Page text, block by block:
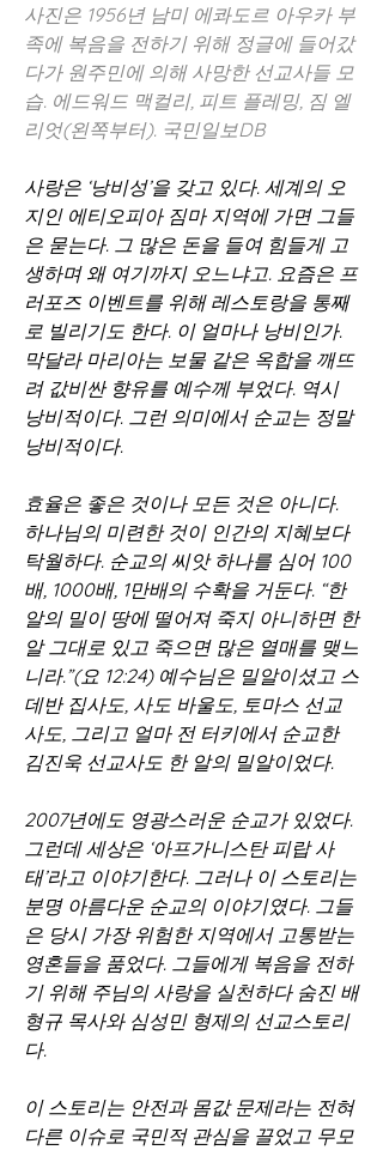
사진은 1956년 남미 에콰도르 아우카 부
족에 복음을 전하기 위해 정글에 들어갔
다가 원주민에 의해 사망한 선교사들 모
습. 에드워드 맥컬리, 피트 플레밍, 짐 엘
리엇(왼쪽부터). 국민일보DB
사랑은 ‘낭비성’을 갖고 있다. 세계의 오
지인 에티오피아 짐마 지역에 가면 그들
은 묻는다. 그 많은 돈을 들여 힘들게 고
생하며 왜 여기까지 오느냐고. 요즘은 프
러포즈 이벤트를 위해 레스토랑을 통째
로 빌리기도 한다. 이 얼마나 낭비인가.
막달라 마리아는 보물 같은 옥합을 깨뜨
려 값비싼 향유를 예수께 부었다. 역시
낭비적이다. 그런 의미에서 순교는 정말
낭비적이다.
효율은 좋은 것이나 모든 것은 아니다.
하나님의 미련한 것이 인간의 지혜보다
탁월하다. 순교의 씨앗 하나를 심어 100
배, 1000배, 1만배의 수확을 거둔다. “한
알의 밀이 땅에 떨어져 죽지 아니하면 한
알 그대로 있고 죽으면 많은 열매를 맺느
니라.”(요 12:24) 예수님은 밀알이셨고 스
데반 집사도, 사도 바울도, 토마스 선교
사도, 그리고 얼마 전 터키에서 순교한
김진욱 선교사도 한 알의 밀알이었다.
2007년에도 영광스러운 순교가 있었다.
그런데 세상은 ‘아프가니스탄 피랍 사
태’라고 이야기한다. 그러나 이 스토리는
분명 아름다운 순교의 이야기였다. 그들
은 당시 가장 위험한 지역에서 고통받는
영혼들을 품었다. 그들에게 복음을 전하
기 위해 주님의 사랑을 실천하다 숨진 배
형규 목사와 심성민 형제의 선교스토리
다.
이 스토리는 안전과 몸값 문제라는 전혀
다른 이슈로 국민적 관심을 끌었고 무모